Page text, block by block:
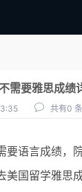
院校选择
材料准备
需要雅思成绩
共有0
语言成绩，
美国留学雅思